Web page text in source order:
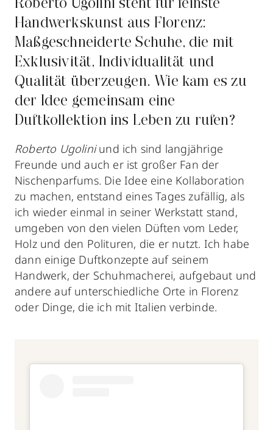
Roberto Ugolini steht für feinste
Handwerkskunst aus Florenz:
Maßgeschneiderte Schuhe, die mit
Exklusivität, Individualität und
Qualität überzeugen. Wie kam es zu
der Idee gemeinsam eine
Duftkollektion ins Leben zu rufen?
Roberto Ugoliniund ich sind langjährige
Freunde und auch er ist großer Fan der
Nischenparfums. Die Idee eine Kollaboration
zu machen, entstand eines Tages zufällig, als
ich wieder einmal in seiner Werkstatt stand,
umgeben von den vielen Düften vom Leder,
Holz und den Polituren, die er nutzt. Ich habe
dann einige Duftkonzepte auf seinem
Handwerk, der Schuhmacherei, aufgebaut und
andere auf unterschiedliche Orte in Florenz
oder Dinge, die ich mit Italien verbinde.